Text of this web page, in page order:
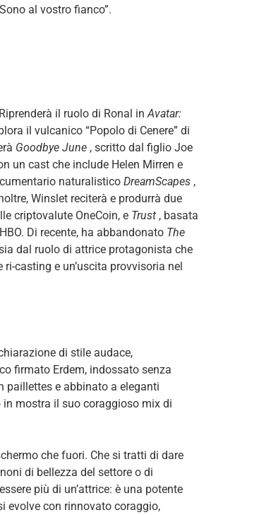
al vostro fianco”.
il ruolo di Ronal inAvatar:
il vulcanico “Popolo di Cenere” di
Goodbye June , scritto dal figlio Joe
un cast che include Helen Mirren e
naturalistico DreamScapes ,
Winslet reciterà e produrrà due
criptovalute OneCoin, e Trust , basata
Di recente, ha abbandonato The
dal ruolo di attrice protagonista che
casting e un’uscita provvisoria nel
di stile audace,
firmato Erdem, indossato senza
paillettes e abbinato a eleganti
mostra il suo coraggioso mix di
che fuori. Che si tratti di dare
di bellezza del settore o di
più di un’attrice: è una potente
evolve con rinnovato coraggio,